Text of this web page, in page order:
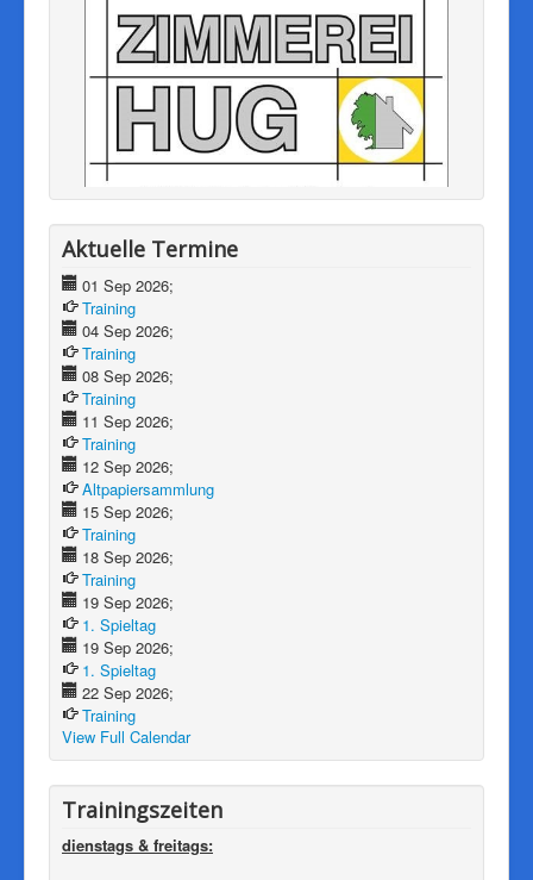
Aktuelle Termine
01 Sep 2026;
Training
04 Sep 2026;
Training
08 Sep 2026;
Training
11 Sep 2026;
Training
12 Sep 2026;
Altpapiersammlung
15 Sep 2026;
Training
18 Sep 2026;
Training
19 Sep 2026;
1. Spieltag
19 Sep 2026;
1. Spieltag
22 Sep 2026;
Training
View Full Calendar
Trainingszeiten
dienstags & freitags: